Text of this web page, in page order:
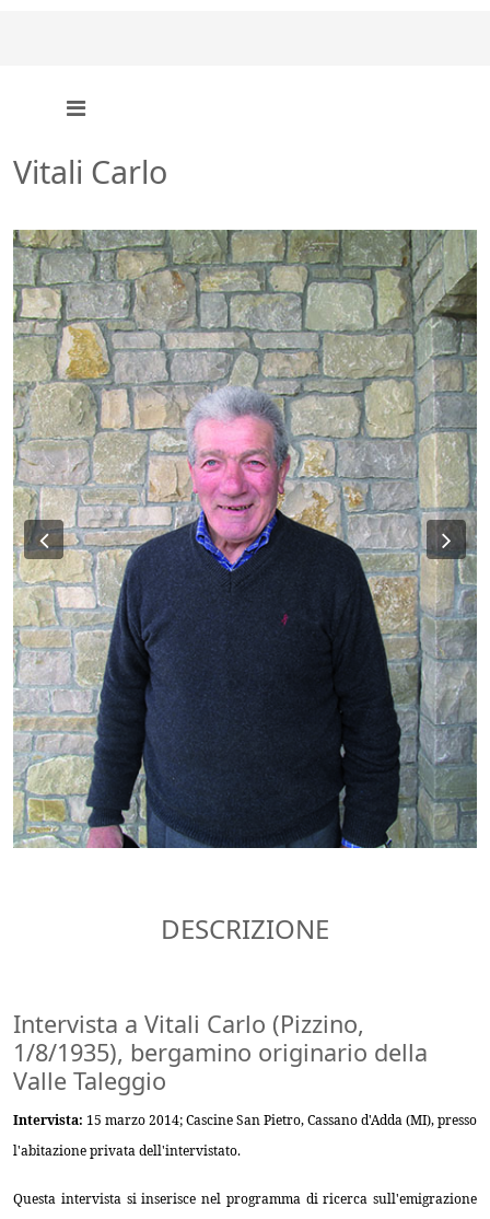
Vitali Carlo
Previous
DESCRIZIONE
Intervista a Vitali Carlo (Pizzino,
1/8/1935), bergamino originario della
Valle Taleggio
Intervista: 15 marzo 2014; Cascine San Pietro, Cassano d'Adda (MI), presso
l'abitazione privata dell'intervistato.
Questa intervista si inserisce nel programma di ricerca sull'emigrazione